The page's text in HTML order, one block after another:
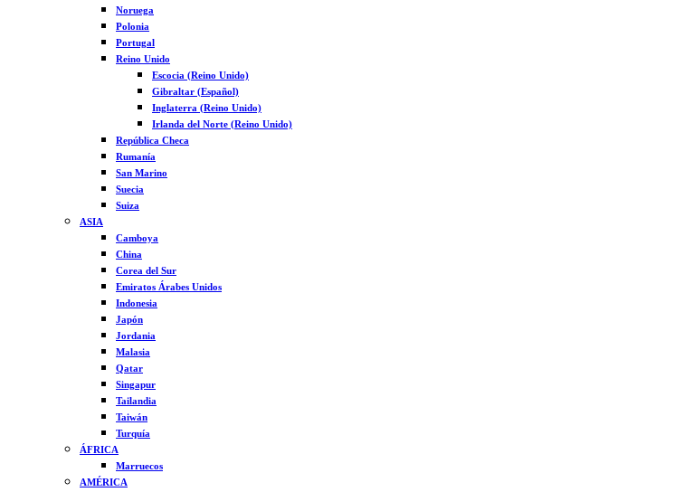
Noruega
Polonia
Portugal
Reino Unido
Escocia (Reino Unido)
Gibraltar (Español)
Inglaterra (Reino Unido)
Irlanda del Norte (Reino Unido)
República Checa
Rumanía
San Marino
Suecia
Suiza
ASIA
Camboya
China
Corea del Sur
Emiratos Árabes Unidos
Indonesia
Japón
Jordania
Malasia
Qatar
Singapur
Tailandia
Taiwán
Turquía
ÁFRICA
Marruecos
AMÉRICA